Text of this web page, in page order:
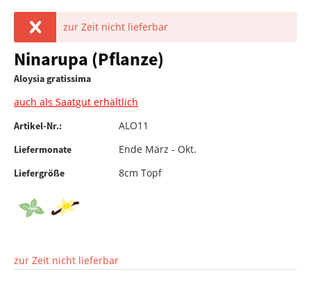
zur Zeit nicht lieferbar
Ninarupa (Pflanze)
Aloysia gratissima
auch als Saatgut erhältlich
Artikel-Nr.: ALO11
Liefermonate Ende März - Okt.
Liefergröße 8cm Topf
zur Zeit nicht lieferbar